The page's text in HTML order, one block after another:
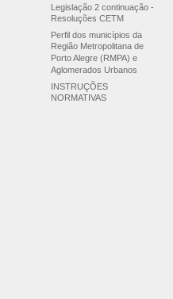
Legislação 2 continuação -
Resoluções CETM
Perfil dos municípios da
Região Metropolitana de
Porto Alegre (RMPA) e
Aglomerados Urbanos
INSTRUÇÕES
NORMATIVAS